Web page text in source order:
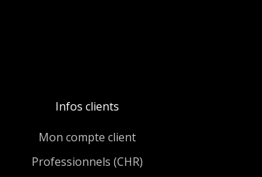
Infos clients
Mon compte client
Professionnels (CHR)